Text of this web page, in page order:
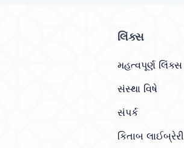
લિંક્સ
મહત્વપૂર્ણ લિંક્સ
સંસ્થા વિષે
સંપર્ક
કિતાબ લાઈબ્રેરી